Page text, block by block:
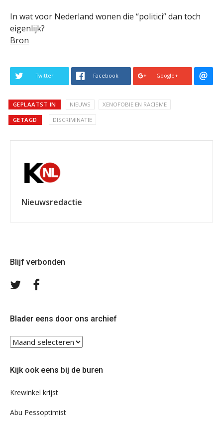
In wat voor Nederland wonen die “politici” dan toch
eigenlijk?
Bron
Twitter Facebook Google+
GEPLAATST IN NIEUWS XENOFOBIE EN RACISME
GETAGD DISCRIMINATIE
Nieuwsredactie
Blijf verbonden
Volg
Blader eens door ons archief
Blader
ons
Kijk ook eens bij de buren
Krewinkel krijst
Abu Pessoptimist